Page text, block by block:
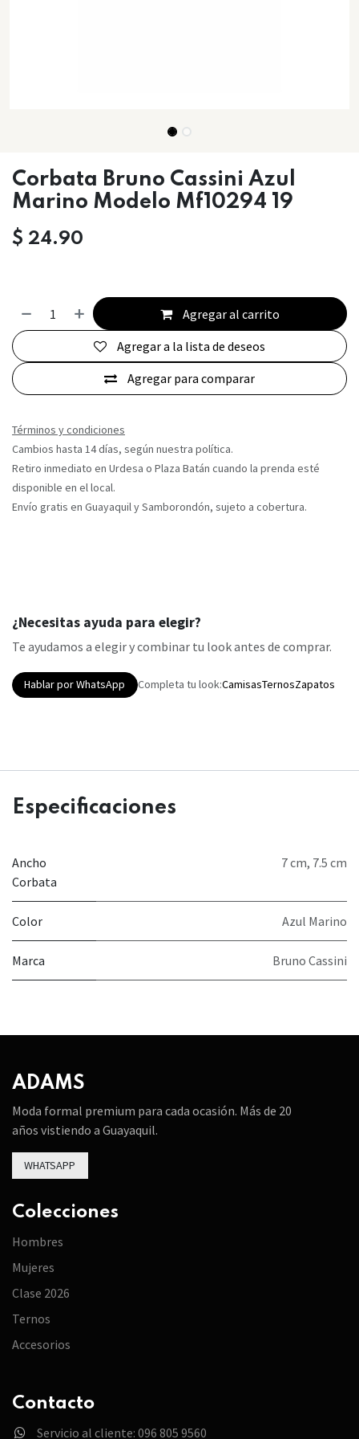
Corbata Bruno Cassini Azul
Marino Modelo Mf10294 19
$ 24.90
Agregar al carrito
Agregar para comparar
Agregar a la lista de deseos
Términos y condiciones
Cambios hasta 14 días, según nuestra política.
Retiro inmediato en Urdesa o Plaza Batán cuando la prenda esté
disponible en el local.
Envío gratis en Guayaquil y Samborondón, sujeto a cobertura.
¿Necesitas ayuda para elegir?
Te ayudamos a elegir y combinar tu look antes de comprar.
Hablar por WhatsApp Completa tu look:CamisasTernosZapatos
Especificaciones
Ancho
Corbata
7 cm, 7.5 cm
Color Azul Marino
Marca Bruno Cassini
ADAMS
Moda formal premium para cada ocasión. Más de 20
años vistiendo a Guayaquil.
WHATSAPP
Colecciones
Hombres
Mujeres
Clase 2026
Ternos
Accesorios
Contacto
Servicio al cliente: 096 805 9560